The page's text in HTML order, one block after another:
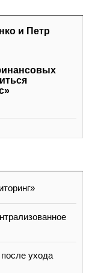
и Петр
ухода